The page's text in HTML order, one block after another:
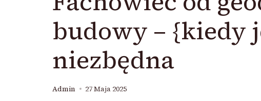
budowy – {kiedy
niezbędna
Admin 27 Maja 2025